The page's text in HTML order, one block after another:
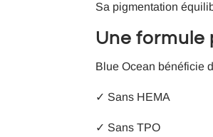
Sa pigmentation
Une formule
Blue Ocean bénéficie
✓ Sans HEMA
✓ Sans TPO